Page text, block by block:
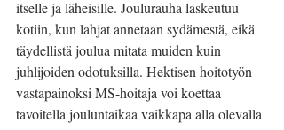
itselle ja läheisille. Joulurauha laskeutuu
kotiin, kun lahjat annetaan sydämestä, eikä
täydellistä joulua mitata muiden kuin
juhlijoiden odotuksilla. Hektisen hoitotyön
vastapainoksi MS-hoitaja voi koettaa
tavoitella jouluntaikaa vaikkapa alla olevalla